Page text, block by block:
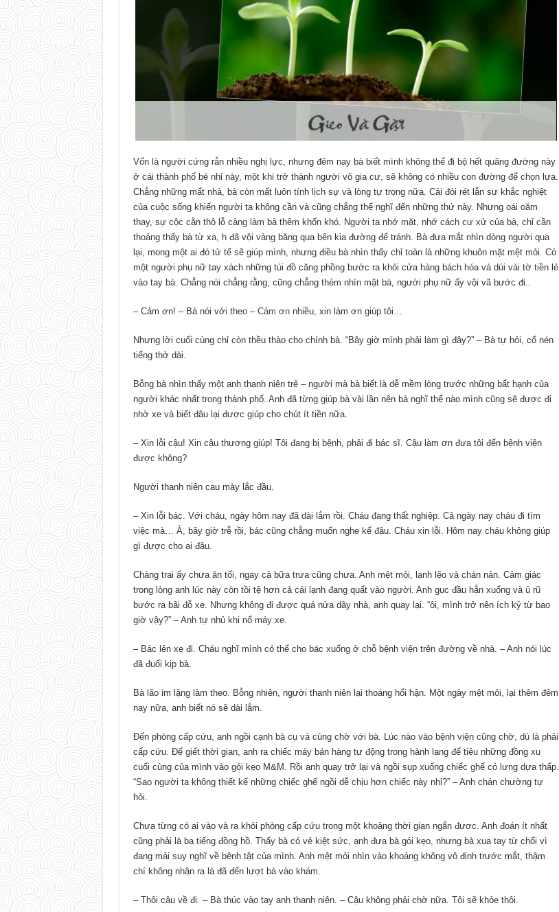
Vốn là người cứng rắn nhiều nghị lực, nhưng đêm nay bà biết mình không thể đi bộ hết quãng đường này
ở cái thành phố bé nhỉ này, một khi trở thành người vô gia cư, sẽ không có nhiều con đường để chọn lựa.
Chẳng những mất nhà, bà còn mất luôn tính lịch sự và lòng tự trọng nữa. Cái đói rét lẫn sự khắc nghiệt
của cuộc sống khiến người ta không cần và cũng chẳng thể nghĩ đến những thứ này. Nhưng oái oăm
thay, sự cộc cằn thô lỗ càng làm bà thêm khốn khó. Người ta nhớ mặt, nhớ cách cư xử của bà, chỉ cần
thoáng thấy bà từ xa, h đã vội vàng băng qua bên kia đường để tránh. Bà đưa mắt nhìn dòng người qua
lại, mong một ai đó tử tế sẽ giúp mình, nhưng điều bà nhìn thấy chỉ toàn là những khuôn mặt mệt mỏi. Có
một người phụ nữ tay xách những túi đồ căng phồng bước ra khỏi cửa hàng bách hóa và dúi vài tờ tiền lẻ
vào tay bà. Chẳng nói chẳng rằng, cũng chẳng thèm nhìn mặt bà, người phụ nữ ấy vội vã bước đi..
– Cảm ơn! – Bà nói với theo – Cảm ơnnhiều, xin làm ơn giúp tôi…
Nhưng lời cuối cùng chỉ còn thều thào cho chính bà. “Bây giờ mình phải làm gì đây?” – Bà tự hỏi, cố nén
tiếng thở dài.
Bỗng bà nhìn thấy một anh thanh niên trẻ – người mà bà biết là dễ mềm lòng trước những bất hạnh của
người khác nhất trong thành phố. Anh đã từng giúp bà vài lần nên bà nghĩ thể nào mình cũng sẽ được đi
nhờ xe và biết đâu lại được giúp cho chút ít tiền nữa.
– Xin lỗi cậu! Xin cậu thương giúp! Tôi đang bị bệnh, phải đi bác sĩ. Cậu làm ơn đưa tôi đến bệnh viện
được không?
Người thanh niên cau mày lắc đầu.
– Xin lỗi bác. Với cháu, ngày hôm nay đã dài lắm rồi. Cháu đang thất nghiệp. Cả ngày nay cháu đi tìm
việc mà… À, bây giờ trễ rồi, bác cũng chẳng muốn nghe kể đâu. Cháu xin lỗi. Hôm nay cháu không giúp
gì được cho ai đâu.
Chàng trai ấy chưa ăn tối, ngay cả bữa trưa cũng chưa. Anh mệt mỏi, lạnh lẽo và chán nản. Cảm giác
trong lòng anh lúc này còn tồi tệ hơn cả cái lạnh đang quất vào người. Anh gục đầu hẳn xuống và ủ rũ
bước ra bãi đỗ xe. Nhưng không đi được quá nửa dãy nhà, anh quay lại. “ôi, mình trở nên ích kỷ từ bao
giờ vậy?” – Anh tự nhủ khi nổ máy xe.
– Bác lên xe đi. Cháu nghĩ mình có thể cho bác xuống ở chỗ bệnh viện trên đường về nhà. – Anh nói lúc
đã đuổi kịp bà.
Bà lão im lặng làm theo. Bỗng nhiên, người thanh niên lại thoáng hối hận. Một ngày mệt mỏi, lại thêm đêm
nay nữa, anh biết nó sẽ dài lắm.
Đến phòng cấp cứu, anh ngồi cạnh bà cụ và cùng chờ với bà. Lúc nào vào bệnh viện cũng chờ, dù là phải
cấp cứu. Để giết thời gian, anh ra chiếc máy bán hàng tự động trong hành lang để tiêu những đồng xu
cuối cùng của mình vào gói kẹo M&M. Rồi anh quay trở lại và ngồi sụp xuống chiếc ghế có lưng dựa thấp.
“Sao người ta không thiết kế những chiếc ghế ngồi dễ chịu hơn chiếc này nhỉ?” – Anh chán chường tự
hỏi.
Chưa từng có ai vào và ra khỏi phòng cấp cứu trong một khoảng thời gian ngắn được. Anh đoán ít nhất
cũng phải là ba tiếng đồng hồ. Thấy bà có vẻ kiệt sức, anh đưa bà gói kẹo, nhưng bà xua tay từ chối vì
đang mải suy nghĩ về bệnh tật của mình. Anh mệt mỏi nhìn vào khoảng không vô định trước mắt, thậm
chí không nhận ra là đã đến lượt bà vào khám.
– Thôi cậu về đi. – Bà thúc vào tay anh thanh niên. – Cậu không phải chờ nữa. Tôi sẽ khỏe thôi.